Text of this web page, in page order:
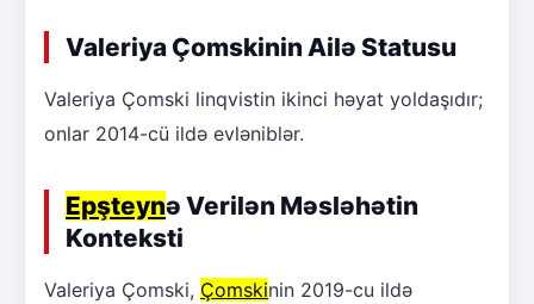
Valeriya Çomskinin Ailə Statusu
Valeriya Çomski linqvistin ikinci həyat yoldaşıdır;
onlar 2014-cü ildə evləniblər.
Epşteynə Verilən Məsləhətin
Konteksti
Valeriya Çomski, Çomskinin 2019-cu ildə